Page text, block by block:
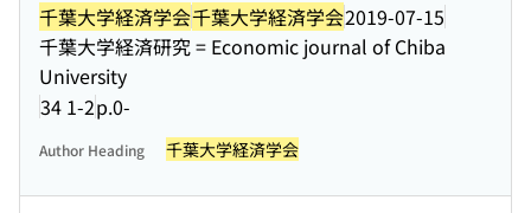
千葉大学経済学会千葉大学経済学会2019-07-15
千葉大学経済研究 = Economic journal of Chiba
University
34 1-2p.0-
Author Heading 千葉大学経済学会